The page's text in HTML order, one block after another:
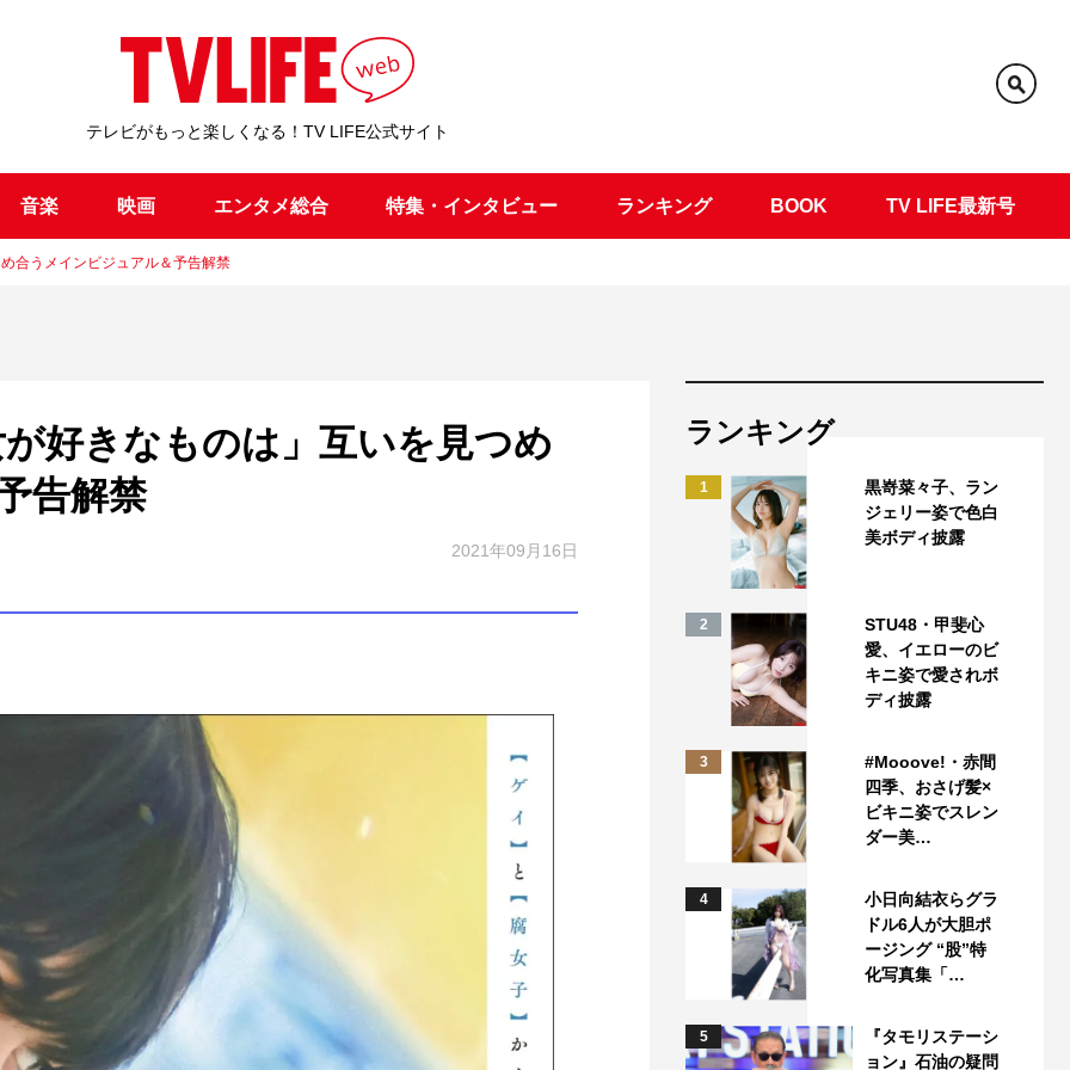
テレビがもっと楽しくなる！TV LIFE公式サイト
音楽 映画 エンタメ総合 特集・インタビュー ランキング BOOK TV LIFE最新号
合うメインビジュアル＆予告解禁
好きなものは」互いを見つめ
告解禁
2021年09月16日
ランキング
1
黒嵜菜々子、ラン
ジェリー姿で色白
美ボディ披露
2
STU48・甲斐心
愛、イエローのビ
キニ姿で愛されボ
ディ披露
3
#Mooove!・赤間
四季、おさげ髪×
ビキニ姿でスレン
ダー美…
4
小日向結衣らグラ
ドル6人が大胆ポ
ージング “股”特
化写真集「…
5
『タモリステーシ
ョン』石油の疑問